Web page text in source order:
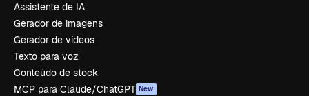
Assistente de IA
Gerador de imagens
Gerador de vídeos
Texto para voz
Conteúdo de stock
MCP para Claude/ChatGPT New